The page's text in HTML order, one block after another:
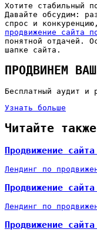
Хотите стабильный
Давайте обсудим:
спрос и
продвижение сайта
понятной отдачей.
шапке сайта.
ПРОДВИНЕМ
Бесплатный аудит и
Узнать больше
Читайте также
Продвижение
Лендинг по
Продвижение
Лендинг по
Продвижение